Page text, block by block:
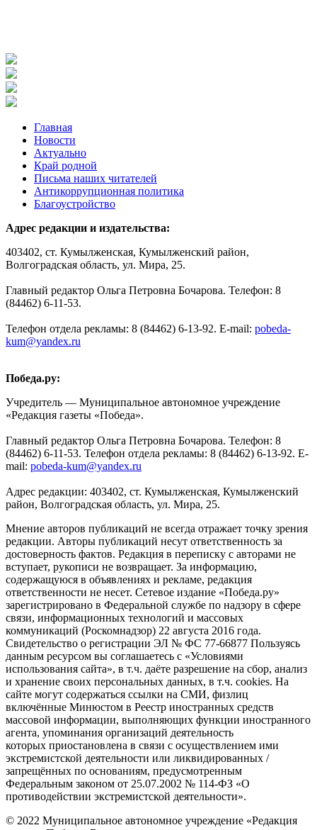
Главная
Новости
Актуально
Край родной
Письма наших читателей
Антикоррупционная политика
Благоустройство
Адрес редакции и издательства:
403402, ст. Кумылженская, Кумылженский район,
Волгоградская область, ул. Мира, 25.
Главный редактор Ольга Петровна Бочарова. Телефон: 8
(84462) 6-11-53.
Телефон отдела рекламы: 8 (84462) 6-13-92. E-mail: pobeda-
kum@yandex.ru
Победа.ру:
Учредитель — Муниципальное автономное учреждение
«Редакция газеты «Победа».
Главный редактор Ольга Петровна Бочарова. Телефон: 8
(84462) 6-11-53. Телефон отдела рекламы: 8 (84462) 6-13-92. E-
mail: pobeda-kum@yandex.ru
Адрес редакции: 403402, ст. Кумылженская, Кумылженский
район, Волгоградская область, ул. Мира, 25.
Мнение авторов публикаций не всегда отражает точку зрения
редакции. Авторы публикаций несут ответственность за
достоверность фактов. Редакция в переписку с авторами не
вступает, рукописи не возвращает. За информацию,
содержащуюся в объявлениях и рекламе, редакция
ответственности не несет. Сетевое издание «Победа.ру»
зарегистрировано в Федеральной службе по надзору в сфере
связи, информационных технологий и массовых
коммуникаций (Роскомнадзор) 22 августа 2016 года.
Свидетельство о регистрации ЭЛ № ФС 77-66877 Пользуясь
данным ресурсом вы соглашаетесь с «Условиями
использования сайта», в т.ч. даёте разрешение на сбор, анализ
и хранение своих персональных данных, в т.ч. cookies. На
сайте могут содержаться ссылки на СМИ, физлиц
включённые Минюстом в Реестр иностранных средств
массовой информации, выполняющих функции иностранного
агента, упоминания организаций деятельность
которых приостановлена в связи с осуществлением ими
экстремистской деятельности или ликвидированных /
запрещённых по основаниям, предусмотренным
Федеральным законом от 25.07.2002 № 114-ФЗ «О
противодействии экстремистской деятельности».
© 2022 Муниципальное автономное учреждение «Редакция